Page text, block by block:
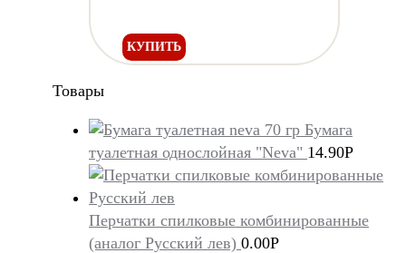
КУПИТЬ
Товары
Бумага
туалетная однослойная "Neva" 14.90Р
Перчатки спилковые комбинированные
(аналог Русский лев) 0.00Р